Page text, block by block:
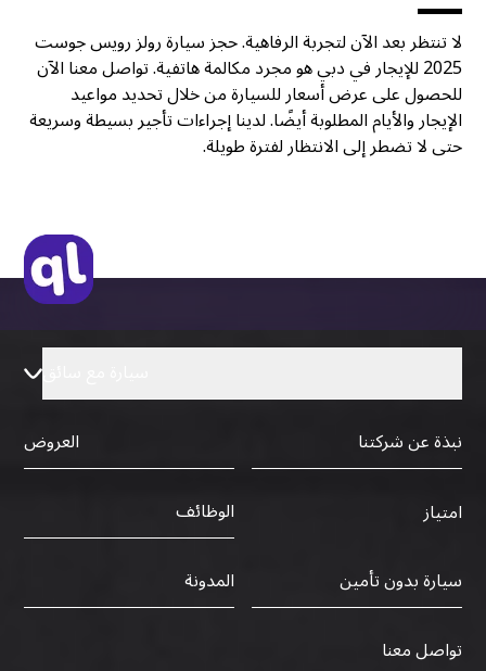
لا تنتظر بعد الآن لتجربة الرفاهية. حجز سيارة رولز رويس جوست
2025 للإيجار في دبي هو مجرد مكالمة هاتفية. تواصل معنا الآن
للحصول على عرض أسعار للسيارة من خلال تحديد مواعيد
الإيجار والأيام المطلوبة أيضًا. لدينا إجراءات تأجير بسيطة وسريعة
حتى لا تضطر إلى الانتظار لفترة طويلة.
نبذة عن شركتنا
العروض
امتياز
الوظائف
سيارة بدون تأمين
المدونة
تواصل معنا